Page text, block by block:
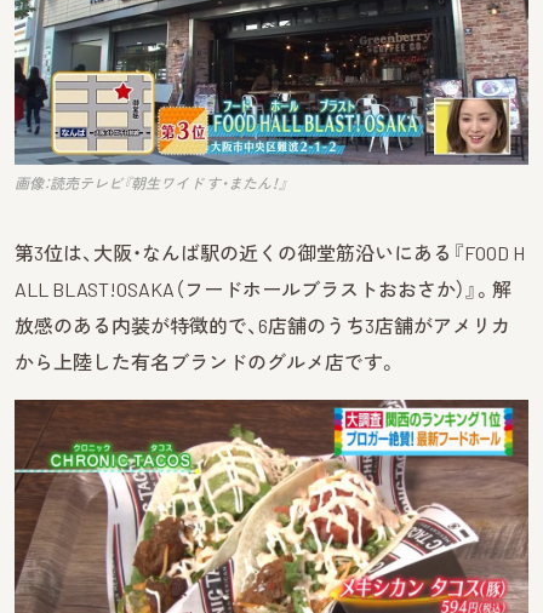
画像：読売テレビ『朝生ワイド す・またん！』
第3位は、大阪・なんば駅の近くの御堂筋沿いにある『FOOD H
ALL BLAST!OSAKA（フードホールブラストおおさか）』。解
放感のある内装が特徴的で、6店舗のうち3店舗がアメリカ
から上陸した有名ブランドのグルメ店です。